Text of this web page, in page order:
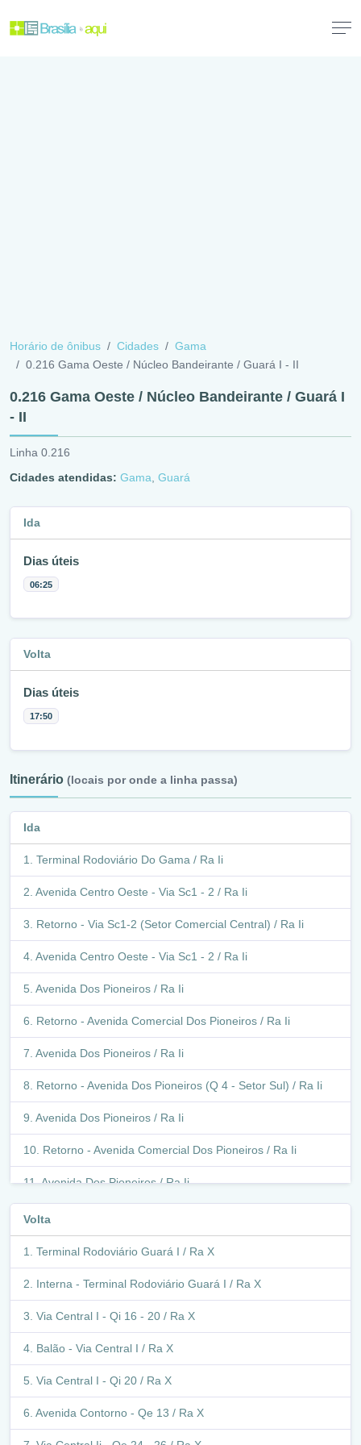
Horário de ônibus Cidades
Gama
0.216 Gama Oeste / Núcleo Bandeirante / Guará I - II
0.216 Gama Oeste / Núcleo Bandeirante / Guará I
- II
Linha 0.216
Cidades atendidas: Gama Guará
Ida
Dias úteis
06:25
Volta
Dias úteis
17:50
Itinerário (locais por onde a linha passa)
Ida
Terminal Rodoviário Do Gama / Ra Ii
Avenida Centro Oeste - Via Sc1 - 2 / Ra Ii
Retorno - Via Sc1-2 (Setor Comercial Central) / Ra Ii
Avenida Centro Oeste - Via Sc1 - 2 / Ra Ii
Avenida Dos Pioneiros / Ra Ii
Retorno - Avenida Comercial Dos Pioneiros / Ra Ii
Avenida Dos Pioneiros / Ra Ii
Retorno - Avenida Dos Pioneiros (Q 4 - Setor Sul) / Ra Ii
Avenida Dos Pioneiros / Ra Ii
Retorno - Avenida Comercial Dos Pioneiros / Ra Ii
Avenida Dos Pioneiros / Ra Ii
Balão - Avenida Roservarte Alves De Sousa / Ssu / Ra Ii
Avenida Roservarte Alves De Sousa / Ra Ii
Ssu Q 6 - 4 / Ra Ii
Avenida Dos Pioneiros / Ra Ii
Balão - Avenida Contorno / Avenida Dos Pioneiros / Ra Ii
Avenida Contorno / Ra Ii
Balão - Avenida Contorno / Avenida Vedovelli Bortolo / Ra
Volta
Terminal Rodoviário Guará I / Ra X
Interna - Terminal Rodoviário Guará I / Ra X
Via Central I - Qi 16 - 20 / Ra X
Balão - Via Central I / Ra X
Via Central I - Qi 20 / Ra X
Avenida Contorno - Qe 13 / Ra X